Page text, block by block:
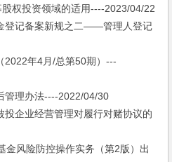
权投资领域的适用----2023/04/22
记备案新规之二——管理人登记
年4月/总第50期）---
理办法----2022/04/30
企业经营管理对履行对赌协议的
风险防控操作实务（第2版）出